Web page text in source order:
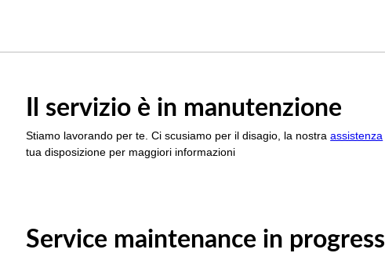
Il servizio è in manutenzione
Stiamo lavorando per te. Ci scusiamo per il disagio, la nostraassistenza
tua disposizione per maggiori informazioni
Service maintenance in progress